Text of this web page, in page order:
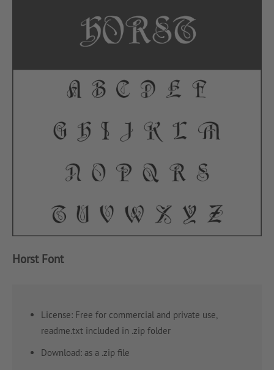
Horst Font
License: Free for commercial and private use,
readme.txt included in .zip folder
Download: as a .zip file